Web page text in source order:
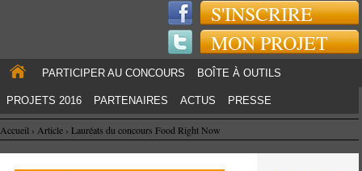
S'INSCRIRE
MON PROJET
PARTICIPER AU CONCOURS BOÎTE À OUTILS
PROJETS 2016 PARTENAIRES ACTUS PRESSE
Accueil › Article › Lauréats du concours Food Right Now